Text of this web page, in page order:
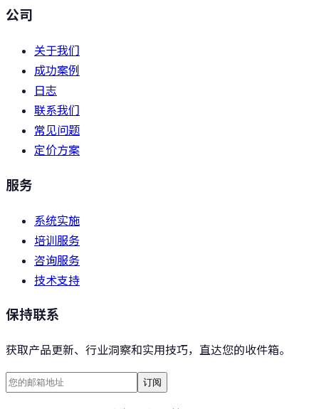
公司
关于我们
成功案例
日志
联系我们
常见问题
定价方案
服务
系统实施
培训服务
咨询服务
技术支持
保持联系
获取产品更新、行业洞察和实用技巧，直达您的收件箱。
订阅